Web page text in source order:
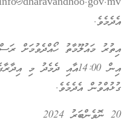
އެދެމެވެ.
ގުޅުއްވުން އެދެމެވެ.
20 ނޮވެންބަރު 2024